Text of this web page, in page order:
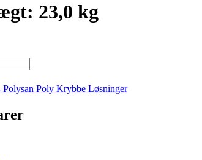
23,0 kg
Polysan Poly Krybbe Løsninger